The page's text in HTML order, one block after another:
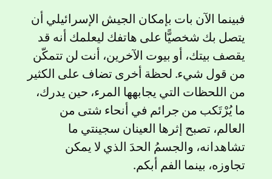
فبينما الآن بات بإمكان الجيش الإسرائيلي أن
يتصل بك شخصيًّا على هاتفك ليعلمك أنه قد
يقصف بيتك، أو بيوت الآخرين، أنت لن تتمكّن
من قول شيء. لحظة أخرى تضاف على الكثير
من اللحظات التي يجابهها المرء، حين يدرك،
ما يُرْتَكب من جرائم في أنحاء شتى من
العالم، تصبح إثرها العينان سجينتي ما
تشاهدانه، والجسمُ الحدَ الذي لا يمكن
تجاوزه، بينما الفم أبكم.